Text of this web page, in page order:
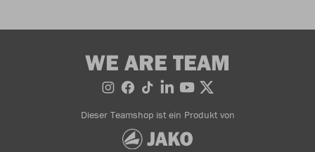
WE ARE TEAM
Dieser Teamshop ist ein Produkt von